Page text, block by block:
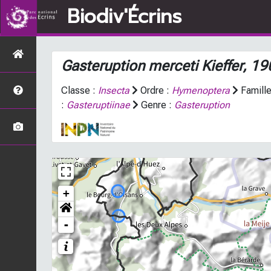
Biodiv'Écrins
Gasteruption mercetiKieffer,
Classe : Insecta Ordre : Hymenoptera
: Gasteruptiinae Genre : Gasteruption
+
-